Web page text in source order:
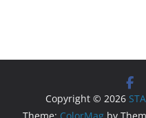
Copyright © 2026